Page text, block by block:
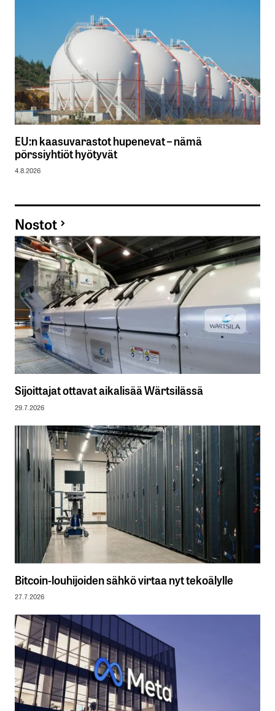
EU:n kaasuvarastot hupenevat – nämä
pörssiyhtiöt hyötyvät
4.8.2026
Nostot
Sijoittajat ottavat aikalisää Wärtsilässä
29.7.2026
Bitcoin-louhijoiden sähkö virtaa nyt tekoälylle
27.7.2026